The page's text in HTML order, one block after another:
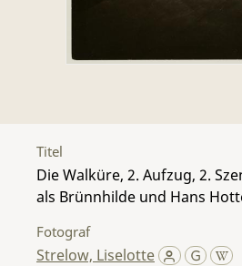
Titel
Die Walküre, 2. Aufzug, 2.
als Brünnhilde und Hans
Fotograf
Strelow, Liselotte